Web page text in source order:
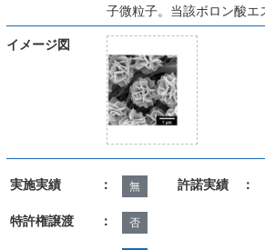
子微粒子。当該ボロン酸エ
イメージ図
実施実績 ： 無 許諾実績 ：
特許権譲渡 ： 否